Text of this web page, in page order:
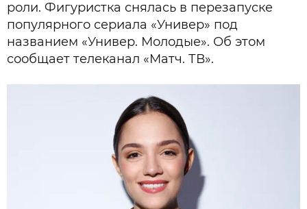
роли. Фигуристка снялась в перезапуске
популярного сериала «Универ» под
названием «Универ. Молодые». Об этом
сообщает телеканал «Матч. ТВ».